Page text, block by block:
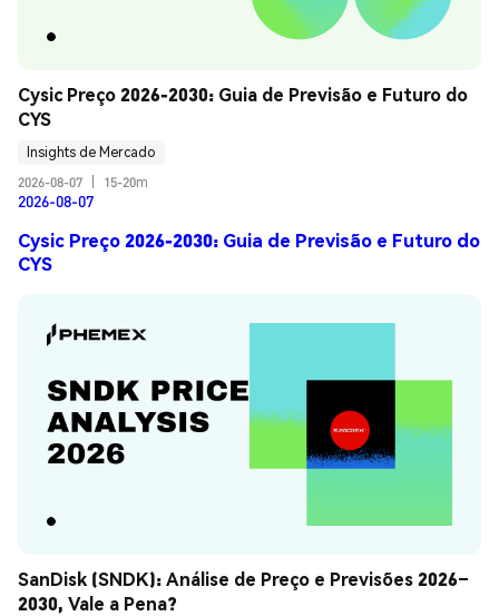
Cysic Preço 2026-2030: Guia de Previsão e Futuro do
CYS
Insights de Mercado
2026-08-07
15-20m
2026-08-07
Cysic Preço 2026-2030: Guia de Previsão e Futuro do
CYS
SanDisk (SNDK): Análise de Preço e Previsões 2026–
2030, Vale a Pena?